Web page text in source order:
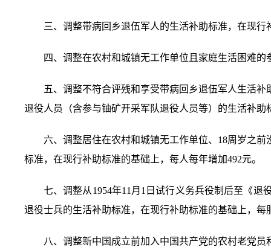
三、调整带病回乡退伍军人的生活补助标准，在现
四、调整在农村和城镇无工作单位且家庭生活困难
五、调整不符合评残和享受带病回乡退伍军人生活
退役人员（含参与铀矿开采军队退役人员等）的生活补
六、调整居住在农村和城镇无工作单位、 18周岁之前
标准，在现行补助标准的基础上，每人每年增加492元。
七、调整从 1954年11月1日试行义务兵役制后至《
退役士兵的生活补助标准，在现行补助标准的基础上，每
八、调整新中国成立前加入中国共产党的农村老党